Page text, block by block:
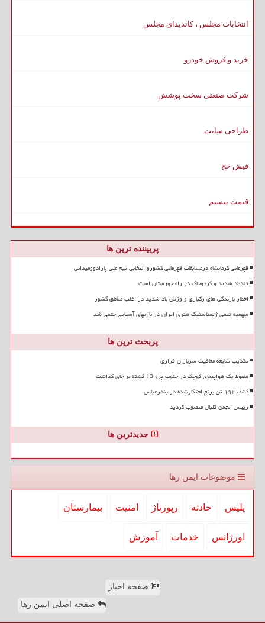
انتخابات مجلس ، کاندیدای مجلس
خرید و فروش خودرو
شرکت صنعتی سخت پوشش
طراحی سایت
فیش حج
قیمت بیسیم
پربیننده ترین ها
قهرمانی کرمانشاه درمسابقات قهرمانی کشورو انتخابی تیم ملی پارادوومیدانی
تندباد شدید و گردوخاک در راه خوزستان است
اخطار بارندگی های رگباری و وزش باد شدید در اغلب مناطق کشور
سهمیه تیمی ژیمناستیک هنری ایران در بازیهای آسیایی حتمی شد
پربحث ترین ها
تکذیب شایعه معافیت سربازان فراری
سقوط یک هواپیمای کوچک در جنوب پرو 13 کشته بر جای گذاشت
کشف ۱۹۲ تن برنج احتکارشده در بندرعباس
رییس انجمن گلبال منصوب گردید
جدیدترین ها
موضوعات ایمن رها
پلیس حادثه رپورتاژ امنیت بیمارستان
اورژانس خدمات آموزش
صفحه اخبار
صفحه اصلی ایمن رها